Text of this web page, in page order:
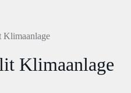
Klimaanlage